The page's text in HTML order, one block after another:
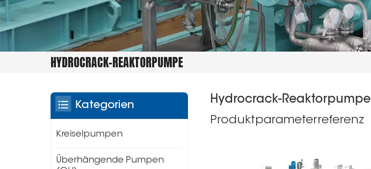
HYDROCRACK-REAKTORPUMPE
Hydrocrack-Reaktorpumpe
Produktparameterreferenz
Kategorien
Kreiselpumpen
Überhängende Pumpen